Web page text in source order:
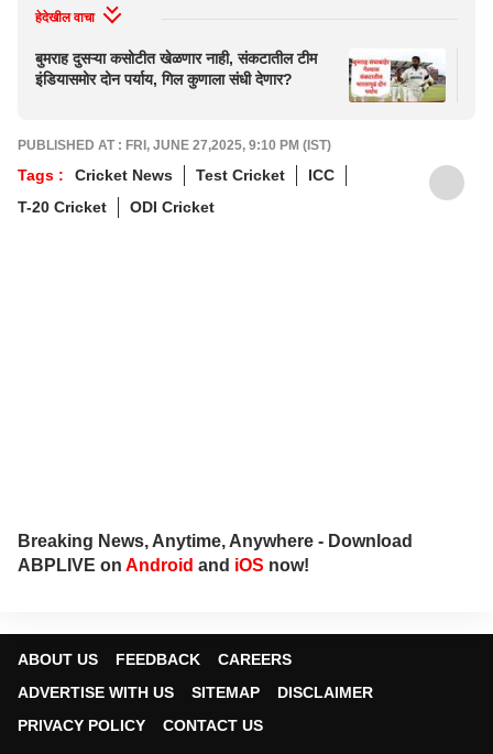
हेदेखील वाचा
बुमराह दुसऱ्या कसोटीत खेळणार नाही, संकटातील टीम
इंडियासमोर दोन पर्याय, गिल कुणाला संधी देणार?
PUBLISHED AT : FRI, JUNE 27,2025, 9:10 PM (IST)
Tags : Cricket News Test Cricket
ICC
T-20 Cricket
ODI Cricket
Breaking News, Anytime, Anywhere - Download
ABPLIVE on Android and iOS now!
ABOUT US FEEDBACK
CAREERS
ADVERTISE WITH US
SITEMAP
DISCLAIMER
PRIVACY POLICY
CONTACT US